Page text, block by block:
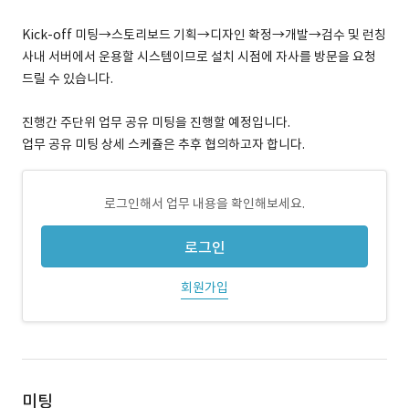
Kick-off 미팅→스토리보드 기획→디자인 확정→개발→검수 및 런칭
사내 서버에서 운용할 시스템이므로 설치 시점에 자사를 방문을 요청
드릴 수 있습니다.
진행간 주단위 업무 공유 미팅을 진행할 예정입니다.
업무 공유 미팅 상세 스케쥴은 추후 협의하고자 합니다.
로그인해서 업무 내용을 확인해보세요.
로그인
회원가입
미팅